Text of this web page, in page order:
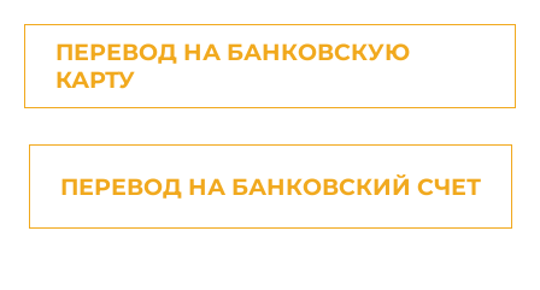
ПЕРЕВОД НА БАНКОВСКУЮ
КАРТУ
ПЕРЕВОД НА БАНКОВСКИЙ СЧЕТ